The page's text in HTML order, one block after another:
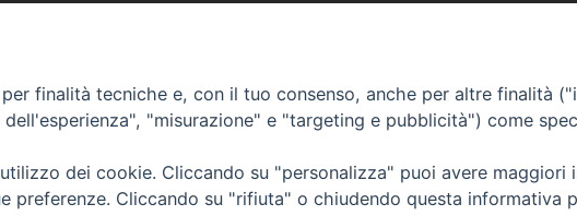
Tel 0831.521958
Fax 0831.528315
Mar. / Mer. / Giov. ore 9 - 13
nei mesi estivi solo Martedì ore 9 -
13
finalità tecniche e, con il tuo consenso, anche per altre finalità
"misurazione" e "targeting e pubblicità") come
dei cookie. Cliccando su "personalizza" puoi avere maggiori
preferenze. Cliccando su "rifiuta" o chiudendo questa informativa